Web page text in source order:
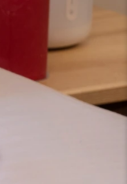
Profilo utente
I miei dispositivi
I miei ordini
abbonamenti